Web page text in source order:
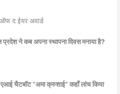
द ईयर अवार्ड
ने कब अपना स्थापना दिवस मनाया है?
चैटबॉट “अमा क्रुशाई” कहाँ लांच किया